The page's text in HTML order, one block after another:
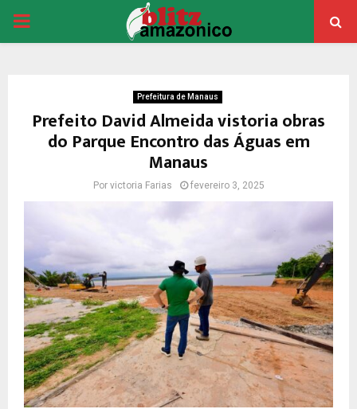
PRIMARY
Prefeitura de Manaus
Prefeito David Almeida vistoria obras
do Parque Encontro das Águas em
Manaus
Por victoria Farias fevereiro 3, 2025